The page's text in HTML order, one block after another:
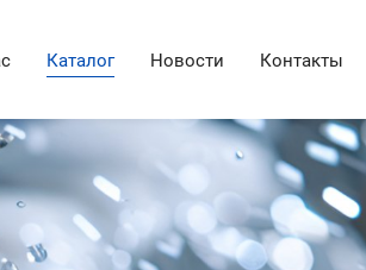
Каталог Новости Контакты